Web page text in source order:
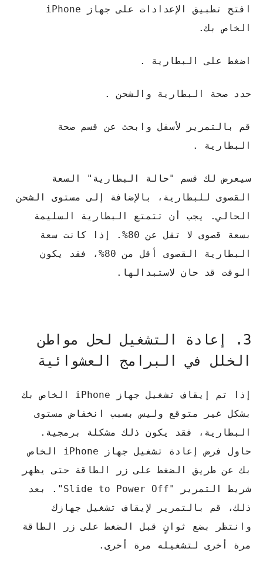
افتح تطبيق الإعدادات على جهاز iPhone
الخاص بك.
اضغط على البطارية .
حدد صحة البطارية والشحن .
قم بالتمرير لأسفل وابحث عن قسم صحة
البطارية .
سيعرض لك قسم "حالة البطارية" السعة
القصوى للبطارية، بالإضافة إلى مستوى الشحن
الحالي. يجب أن تتمتع البطارية السليمة
بسعة قصوى لا تقل عن 80%. إذا كانت سعة
البطارية القصوى أقل من 80%، فقد يكون
الوقت قد حان لاستبدالها.
3. إعادة التشغيل لحل مواطن
الخلل في البرامج العشوائية
إذا تم إيقاف تشغيل جهاز iPhone الخاص بك
بشكل غير متوقع وليس بسبب انخفاض مستوى
البطارية، فقد يكون ذلك مشكلة برمجية.
حاول فرض إعادة تشغيل جهاز iPhone الخاص
بك عن طريق الضغط على زر الطاقة حتى يظهر
شريط التمرير "Slide to Power Off". بعد
ذلك، قم بالتمرير لإيقاف تشغيل جهازك
وانتظر بضع ثوانٍ قبل الضغط على زر الطاقة
مرة أخرى لتشغيله مرة أخرى.